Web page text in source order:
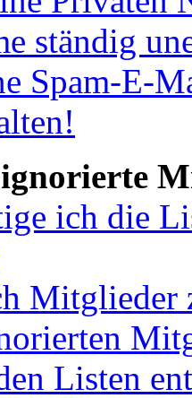
ständig
Spam-E-
ich die
Mitglieder
Listen